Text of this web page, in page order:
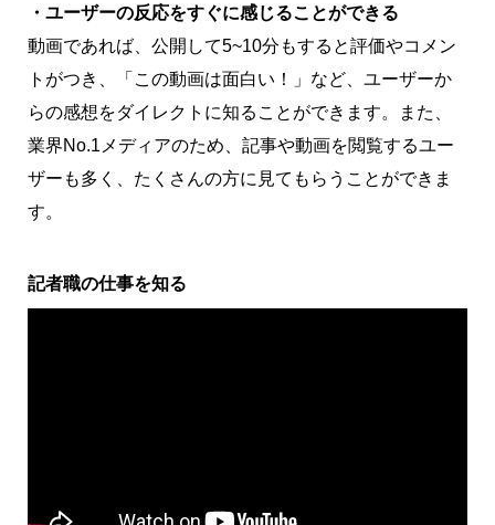
・ユーザーの反応をすぐに感じることができる
動画であれば、公開して5~10分もすると評価やコメン
トがつき、「この動画は面白い！」など、ユーザーか
らの感想をダイレクトに知ることができます。また、
業界No.1メディアのため、記事や動画を閲覧するユー
ザーも多く、たくさんの方に見てもらうことができま
す。
記者職の仕事を知る